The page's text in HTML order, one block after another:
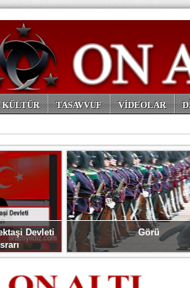
KÜLTÜR TASAVVUF VİDEOLAR
Devleti
Görü